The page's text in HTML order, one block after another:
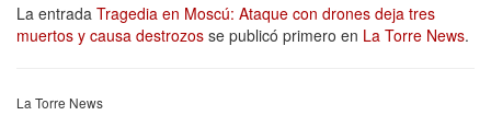
La entrada Tragedia en Moscú: Ataque con drones deja tres
muertos y causa destrozos se publicó primero en La Torre News.
La Torre News